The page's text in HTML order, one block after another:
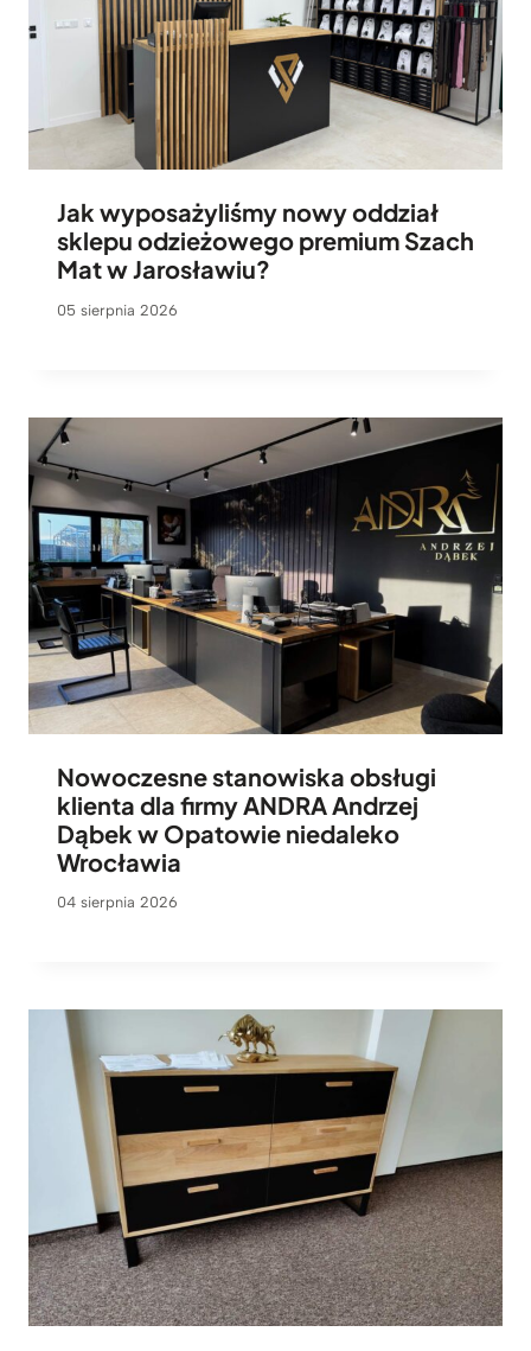
Jak wyposażyliśmy nowy oddział
sklepu odzieżowego premium Szach
Mat w Jarosławiu?
05 sierpnia 2026
Nowoczesne stanowiska obsługi
klienta dla firmy ANDRA Andrzej
Dąbek w Opatowie niedaleko
Wrocławia
04 sierpnia 2026